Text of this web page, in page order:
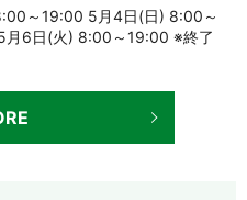
～19:00 5月4日(日) 8:00～
6日(火) 8:00～19:00 ※終了